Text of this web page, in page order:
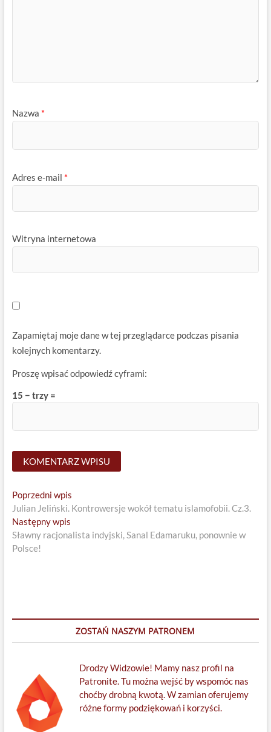
Nazwa *
Adres e-mail *
Witryna internetowa
Zapamiętaj moje dane w tej przeglądarce podczas pisania
kolejnych komentarzy.
Proszę wpisać odpowiedź cyframi:
15 − trzy =
Nawigacja
wpisu
Poprzedni wpisPrevious
post:
Julian Jeliński. Kontrowersje wokół tematu islamofobii. Cz.3.
Następny wpisNext
post:
Sławny racjonalista indyjski, Sanal Edamaruku, ponownie w
Polsce!
ZOSTAŃ NASZYM PATRONEM
Drodzy Widzowie! Mamy nasz profil na
Patronite. Tu można wejść by wspomóc nas
choćby drobną kwotą. W zamian oferujemy
różne formy podziękowań i korzyści.